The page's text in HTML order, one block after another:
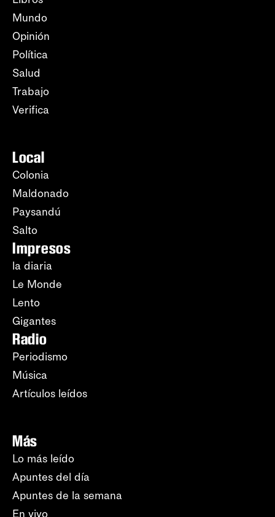
Mundo
Opinión
Política
Salud
Trabajo
Verifica
Local
Colonia
Maldonado
Paysandú
Salto
Impresos
la diaria
Le Monde
Lento
Gigantes
Radio
Periodismo
Música
Artículos leídos
Más
Lo más leído
Apuntes del día
Apuntes de la semana
En vivo